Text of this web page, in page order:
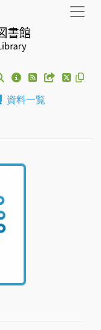
資料一覧